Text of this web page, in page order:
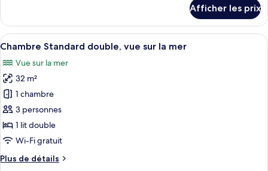
vue
sur
la
mer
Chambre
Deluxe
double,
sur
la
mer
Afficher les prix
Afficher
toutes
les
photos
pour
ce
type
de
chambre :
Chambre
Une chambre d’hôtel dotée d’un
6
Chambre Standard double, vue sur la mer
Vue sur la mer
32 m²
1 chambre
3 personnes
1 lit double
Wi-Fi gratuit
Plus de détails
Plus